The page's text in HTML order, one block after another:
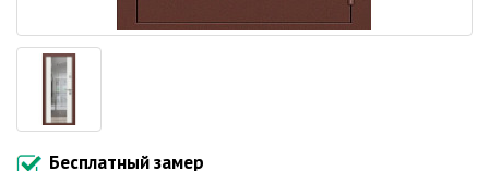
Бесплатный замер